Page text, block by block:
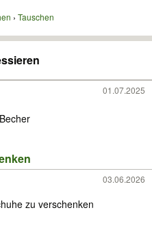
Tauschen
01.07.2025
03.06.2026
zu verschenken